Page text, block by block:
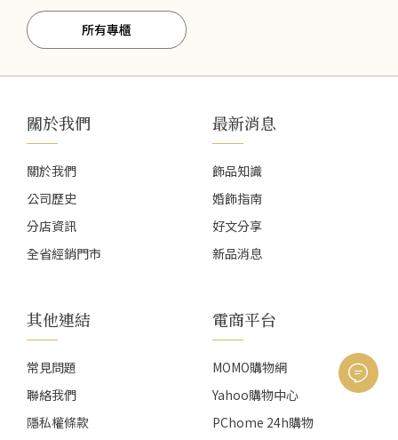
所有專櫃
關於我們
關於我們
公司歷史
分店資訊
全省經銷門市
最新消息
飾品知識
婚飾指南
好文分享
新品消息
其他連結
常見問題
聯絡我們
隱私權條款
電商平台
MOMO購物網
Yahoo購物中心
PChome 24h購物